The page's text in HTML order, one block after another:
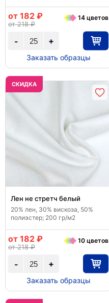
+
-
от 182 ₽
от 218 ₽
14 цветов
Заказать образцы
CКИДКА
Лен не стретч белый
20% лен, 30% вискоза, 50%
полиэстер; 200 гр/м2
+
-
от 182 ₽
от 218 ₽
10 цветов
Заказать образцы